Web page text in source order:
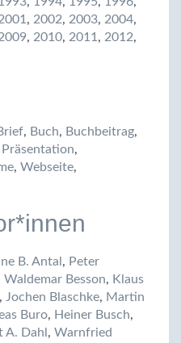
, 2002, 2003, 2004,
, 2010, 2011, 2012,
, Buch, Buchbeitrag,
Präsentation,
, Webseite,
B. Antal , Peter
Waldemar Besson, Klaus
, Jochen Blaschke, Martin
Buro, Heiner Busch,
A. Dahl , Warnfried